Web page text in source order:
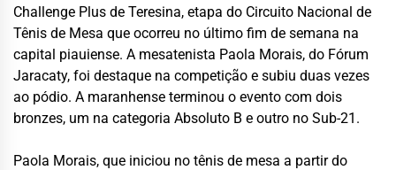
Challenge Plus de Teresina, etapa do Circuito Nacional de
Tênis de Mesa que ocorreu no último fim de semana na
capital piauiense. A mesatenista Paola Morais, do Fórum
Jaracaty, foi destaque na competição e subiu duas vezes
ao pódio. A maranhense terminou o evento com dois
bronzes, um na categoria Absoluto B e outro no Sub-21.
Paola Morais, que iniciou no tênis de mesa a partir do